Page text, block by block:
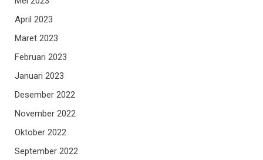
April 2023
Maret 2023
Februari 2023
Januari 2023
Desember 2022
November 2022
Oktober 2022
September 2022